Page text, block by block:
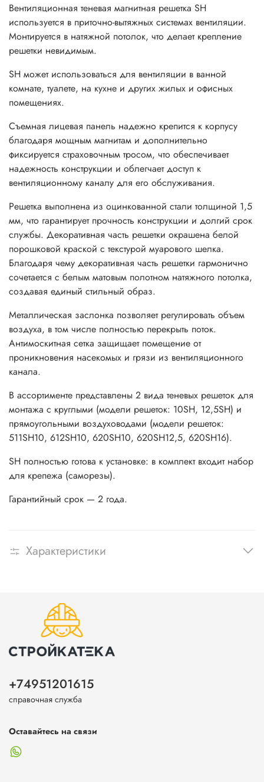
Вентиляционная теневая магнитная решетка SH
используется в приточно-вытяжных системах вентиляции.
Монтируется в натяжной потолок, что делает крепление
решетки невидимым.
SH может использоваться для вентиляции в ванной
комнате, туалете, на кухне и других жилых и офисных
помещениях.
Съемная лицевая панель надежно крепится к корпусу
благодаря мощным магнитам и дополнительно
фиксируется страховочным тросом, что обеспечивает
надежность конструкции и облегчает доступ к
вентиляционному каналу для его обслуживания.
Решетка выполнена из оцинкованной стали толщиной 1,5
мм, что гарантирует прочность конструкции и долгий срок
службы. Декоративная часть решетки окрашена белой
порошковой краской с текстурой муарового шелка.
Благодаря чему декоративная часть решетки гармонично
сочетается с белым матовым полотном натяжного потолка,
создавая единый стильный образ.
Металлическая заслонка позволяет регулировать объем
воздуха, в том числе полностью перекрыть поток.
Антимоскитная сетка защищает помещение от
проникновения насекомых и грязи из вентиляционного
канала.
В ассортименте представлены 2 вида теневых решеток для
монтажа с круглыми (модели решеток: 10SH, 12,5SH) и
прямоугольными воздуховодами (модели решеток:
511SH10, 612SH10, 620SH10, 620SH12,5, 620SH16).
SH полностью готова к установке: в комплект входит набор
для крепежа (саморезы).
Гарантийный срок — 2 года.
Характеристики
+74951201615
справочная служба
Оставайтесь на связи